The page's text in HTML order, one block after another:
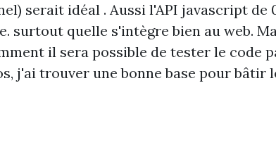
serait idéal . Aussi l'API javascript de
surtout quelle s'intègre bien au web.
il sera possible de tester le code
j'ai trouver une bonne base pour bâtir